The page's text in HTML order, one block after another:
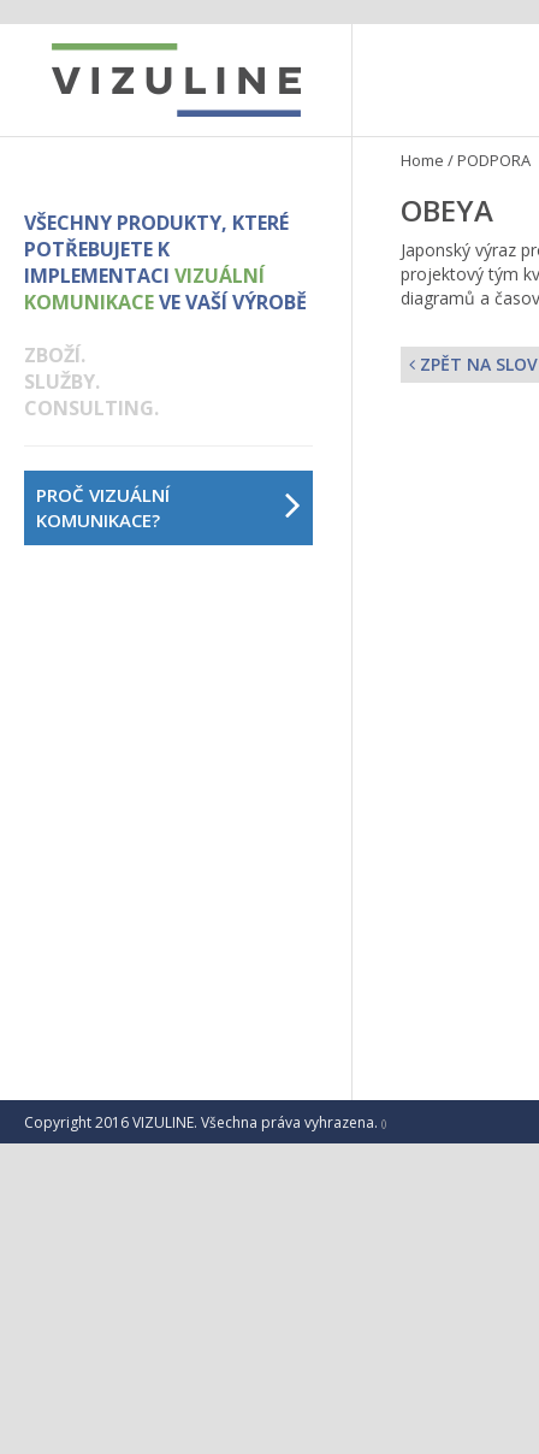
VŠECHNY PRODUKTY, KTERÉ
POTŘEBUJETE K
IMPLEMENTACI VIZUÁLNÍ
KOMUNIKACEVE VAŠÍ VÝROBĚ
ZBOŽÍ.
SLUŽBY.
CONSULTING.
PROČ VIZUÁLNÍ
KOMUNIKACE?
Home /PODPORA
OBEYA
Japonský výraz
projektový tým
diagramů a
ZPĚT NA
Copyright 2016 VIZULINE. Všechna práva vyhrazena. ()